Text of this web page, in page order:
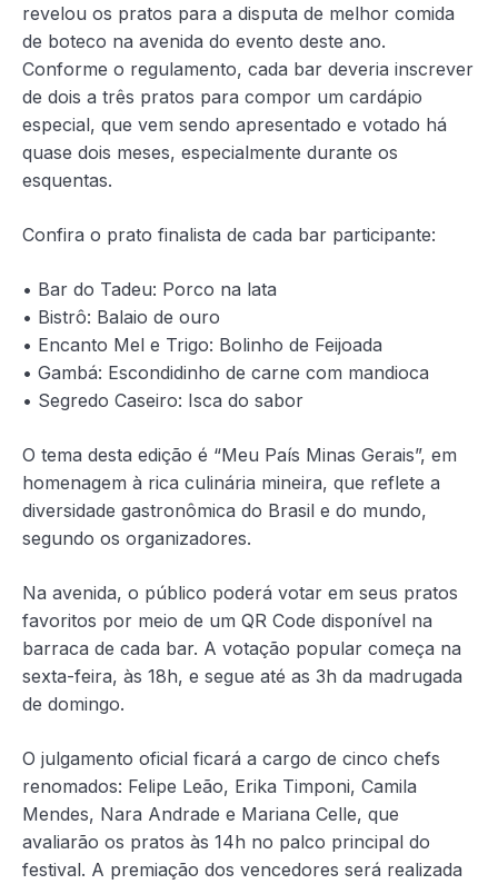
revelou os pratos para a disputa de melhor comida
de boteco na avenida do evento deste ano.
Conforme o regulamento, cada bar deveria inscrever
de dois a três pratos para compor um cardápio
especial, que vem sendo apresentado e votado há
quase dois meses, especialmente durante os
esquentas.
Confira o prato finalista de cada bar participante:
• Bar do Tadeu: Porco na lata
• Bistrô: Balaio de ouro
• Encanto Mel e Trigo: Bolinho de Feijoada
• Gambá: Escondidinho de carne com mandioca
• Segredo Caseiro: Isca do sabor
O tema desta edição é “Meu País Minas Gerais”, em
homenagem à rica culinária mineira, que reflete a
diversidade gastronômica do Brasil e do mundo,
segundo os organizadores.
Na avenida, o público poderá votar em seus pratos
favoritos por meio de um QR Code disponível na
barraca de cada bar. A votação popular começa na
sexta-feira, às 18h, e segue até as 3h da madrugada
de domingo.
O julgamento oficial ficará a cargo de cinco chefs
renomados: Felipe Leão, Erika Timponi, Camila
Mendes, Nara Andrade e Mariana Celle, que
avaliarão os pratos às 14h no palco principal do
festival. A premiação dos vencedores será realizada